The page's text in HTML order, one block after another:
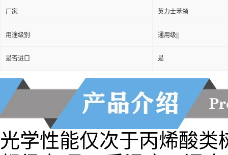
用途级别 通用级|||
是否进口 是
光学性能仅次于丙烯酸类
都很高,且不受温度、湿